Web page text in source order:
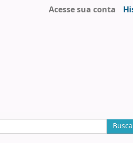
Acesse sua conta